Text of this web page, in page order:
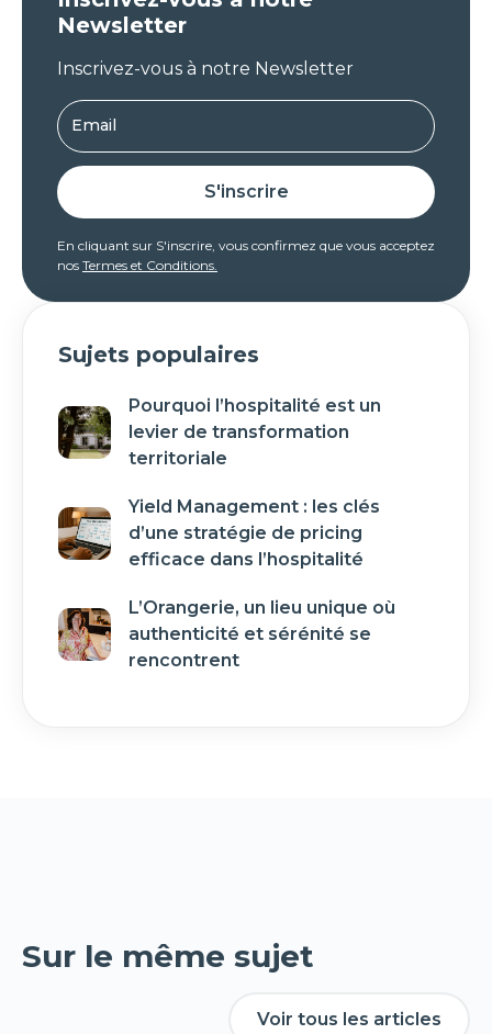
Newsletter
Inscrivez-vous à notre Newsletter
En cliquant sur S'inscrire, vous confirmez que vous acceptez
nos Termes et Conditions.
Sujets populaires
Pourquoi l’hospitalité est un
levier de transformation
territoriale
Yield Management : les clés
d’une stratégie de pricing
efficace dans l’hospitalité
L’Orangerie, un lieu unique où
authenticité et sérénité se
rencontrent
Sur le même sujet
Voir tous les articles